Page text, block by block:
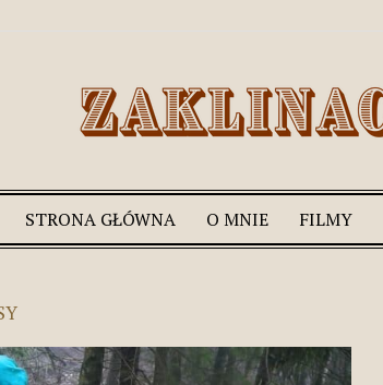
STRONA GŁÓWNA O MNIE FILMY